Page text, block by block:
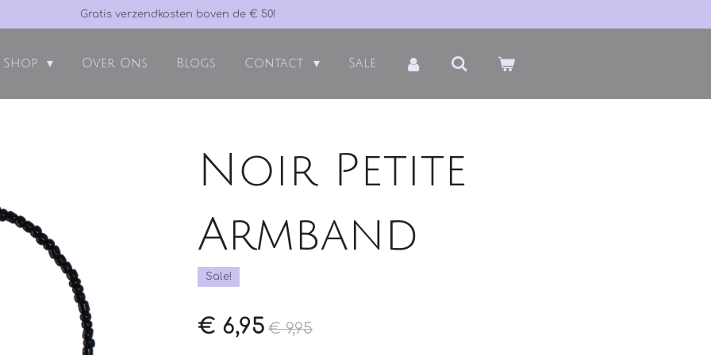
Gratis verzendkosten boven de € 50!
Shop Over Ons Blogs Contact Sale
Noir Petite
Armband
Sale!
€ 6,95 € 9,95